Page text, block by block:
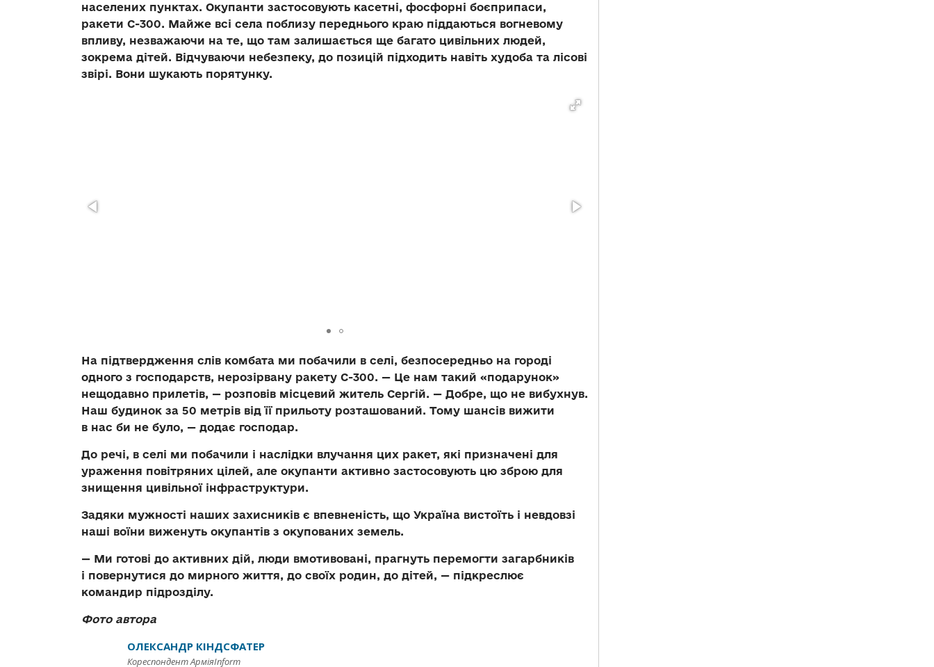
населених пунктах. Окупанти застосовують касетні, фосфорні боєприпаси,
ракети С-300. Майже всі села поблизу переднього краю піддаються вогневому
впливу, незважаючи на те, що там залишається ще багато цивільних людей,
зокрема дітей. Відчуваючи небезпеку, до позицій підходить навіть худоба та лісові
звірі. Вони шукають порятунку.
На підтвердження слів комбата ми побачили в селі, безпосередньо на городі
одного з господарств, нерозірвану ракету С-300. — Це нам такий «подарунок»
нещодавно прилетів, — розповів місцевий житель Сергій. — Добре, що не вибухнув.
Наш будинок за 50 метрів від її прильоту розташований. Тому шансів вижити
в нас би не було, — додає господар.
До речі, в селі ми побачили і наслідки влучання цих ракет, які призначені для
ураження повітряних цілей, але окупанти активно застосовують цю зброю для
знищення цивільної інфраструктури.
Задяки мужності наших захисників є впевненість, що Україна вистоїть і невдовзі
наші воїни виженуть окупантів з окупованих земель.
— Ми готові до активних дій, люди вмотивовані, прагнуть перемогти загарбників
і повернутися до мирного життя, до своїх родин, до дітей, — підкреслює
командир підрозділу.
Фото автора
ОЛЕКСАНДР КІНДСФАТЕР
Кореспондент АрміяInform